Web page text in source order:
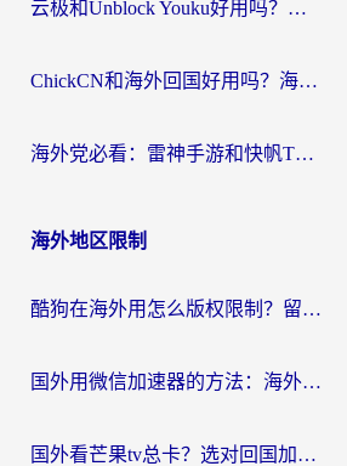
云极和Unblock Youku好用吗？海外党亲测+2026回国加速器避坑指南
ChickCN和海外回国好用吗？海外党2026亲测：从手游到影音，选对加速器的3个关键
海外党必看：雷神手游和快帆TV版好用吗？3步选对回国加速器不踩坑
海外地区限制
酷狗在海外用怎么版权限制？留学生亲测：3步解决听国内音乐难题
国外用微信加速器的方法：海外党无缝连接国内生活的实用指南
国外看芒果tv总卡？选对回国加速器，轻松追《浪姐》不费劲